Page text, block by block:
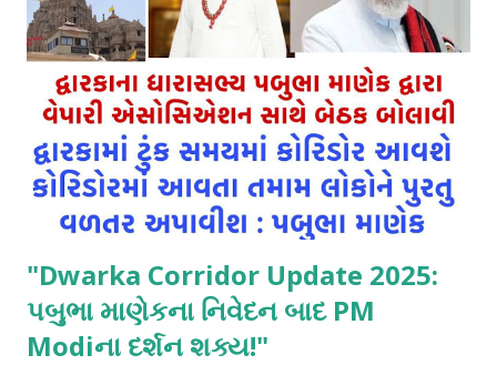
"Dwarka Corridor Update 2025:
પબુભા માણેકના નિવેદન બાદ PM
Modiના દર્શન શક્ય!"